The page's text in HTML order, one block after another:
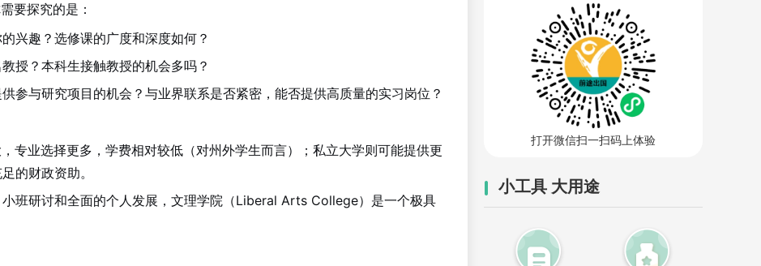
要探究的是：
兴趣？选修课的广度和深度如何？
授？本科生接触教授的机会多吗？
参与研究项目的机会？与业界联系是否紧密，能否提供高质量的实习岗位？
专业选择更多，学费相对较低（对州外学生而言）；私立大学则可能提供更
的财政资助。
班研讨和全面的个人发展，文理学院（Liberal Arts College）是一个极具
打开微信扫一扫码上体验
小工具 大用途